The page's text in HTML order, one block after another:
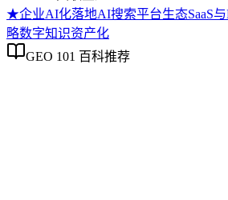
★企业AI化落地AI搜索平台生态SaaS
略数字知识资产化
GEO 101 百科推荐